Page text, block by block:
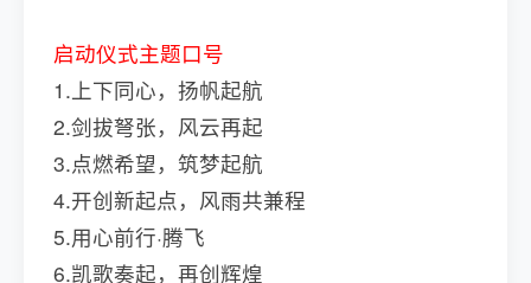
启动仪式主题口号
1.上下同心，扬帆起航
2.剑拔弩张，风云再起
3.点燃希望，筑梦起航
4.开创新起点，风雨共兼程
5.用心前行·腾飞
6.凯歌奏起，再创辉煌